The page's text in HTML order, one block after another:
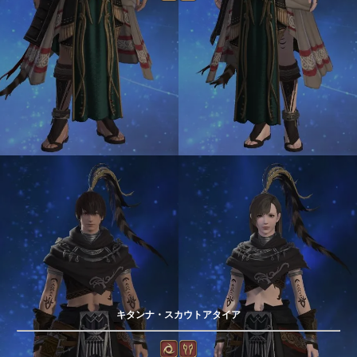
キタンナ・スカウトアタイア